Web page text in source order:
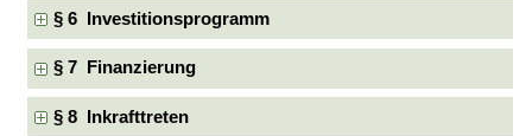
§ 6 Investitionsprogramm
§ 7 Finanzierung
§ 8 Inkrafttreten